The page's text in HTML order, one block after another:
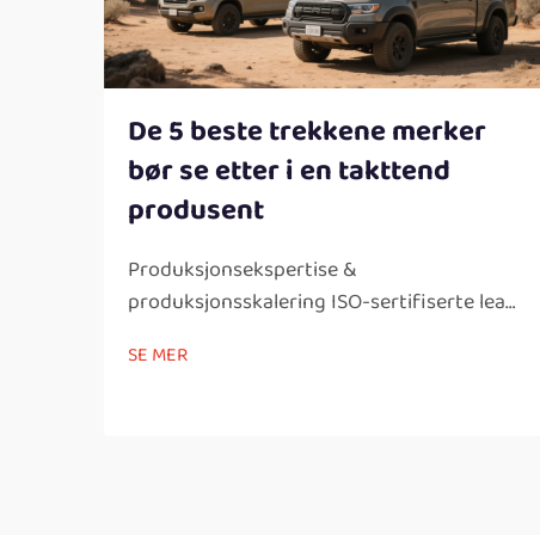
De 5 beste trekkene merker
bør se etter i en takttend
produsent
Produksjonsekspertise &
produksjonsskalering ISO-sertifiserte lean
lean manufacturing Det finnes flere
SE MER